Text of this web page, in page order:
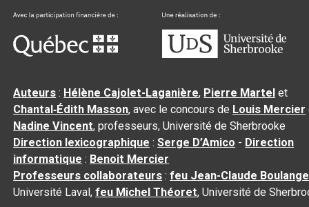
Auteurs : Hélène Cajolet-Laganière, Pierre Martel et
Chantal‑Édith Masson, avec le concours de Louis Mercier
Nadine Vincent, professeurs, Université de Sherbrooke
Direction lexicographique :Serge D’Amico - Direction
informatique : Benoit Mercier
Professeurs collaborateurs :feu Jean-Claude
Université Laval,feu Michel Théoret, Université de